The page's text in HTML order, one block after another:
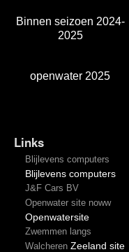
Binnen seizoen 2024-
2025
openwater 2025
Links
Blijlevens computers
Blijlevens computers
J&F Cars BV
Openwater site noww
Openwatersite
Zwemmen langs
WalcherenZeeland site